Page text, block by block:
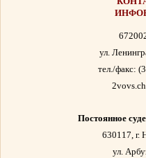
ул.
тел./факс:
Постоянное
630117, г.
ул.